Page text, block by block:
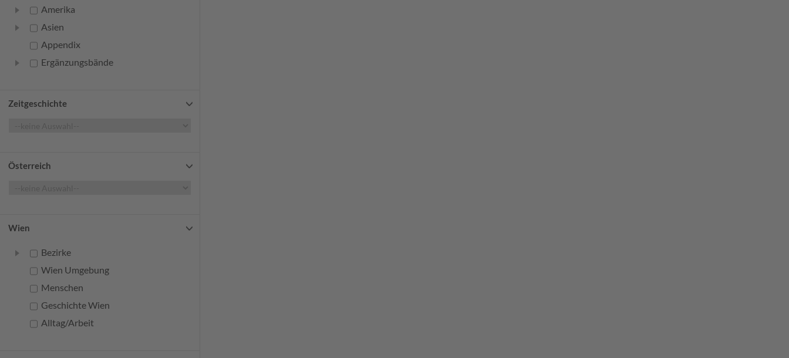
Amerika
Asien
Appendix
Ergänzungsbände
Zeitgeschichte
Österreich
Wien
Bezirke
Wien Umgebung
Menschen
Geschichte Wien
Alltag/Arbeit